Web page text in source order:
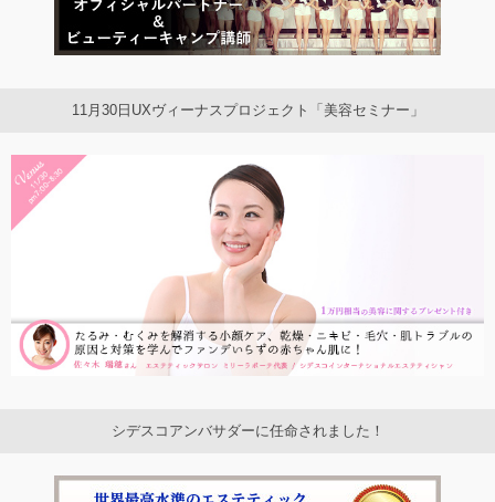
11月30日UXヴィーナスプロジェクト「美容セミナー」
シデスコアンバサダーに任命されました！